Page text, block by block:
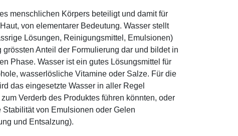
menschlichen Körpers beteiligt und damit für
von elementarer Bedeutung. Wasser stellt
Lösungen, Reinigungsmittel, Emulsionen)
Anteil der Formulierung dar und bildet in
Phase. Wasser ist ein gutes Lösungsmittel für
wasserlösliche Vitamine oder Salze. Für die
das eingesetzte Wasser in aller Regel
Verderb des Produktes führen könnten, oder
von Emulsionen oder Gelen
und Entsalzung).